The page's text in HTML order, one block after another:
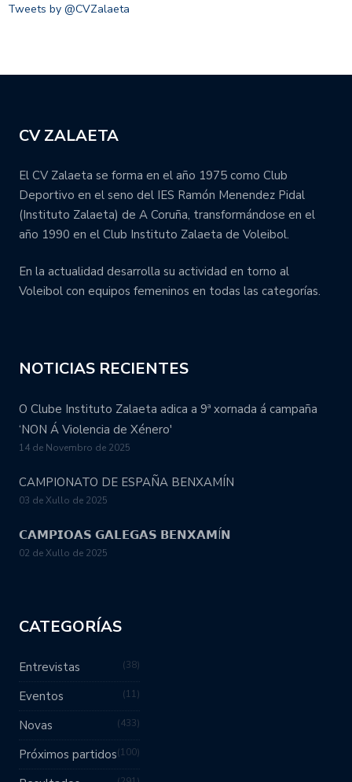
Tweets by @CVZalaeta
CV ZALAETA
El CV Zalaeta se forma en el año 1975 como Club
Deportivo en el seno del IES Ramón Menendez Pidal
(Instituto Zalaeta) de A Coruña, transformándose en el
año 1990 en el Club Instituto Zalaeta de Voleibol.
En la actualidad desarrolla su actividad en torno al
Voleibol con equipos femeninos en todas las categorías.
NOTICIAS RECIENTES
O Clube Instituto Zalaeta adica a 9ª xornada á campaña
‘NON Á Violencia de Xénero'
14 de Novembro de 2025
CAMPIONATO DE ESPAÑA BENXAMÍN
03 de Xullo de 2025
𝗖𝗔𝗠𝗣𝗜𝗢𝗔𝗦 𝗚𝗔𝗟𝗘𝗚𝗔𝗦 𝗕𝗘𝗡𝗫𝗔𝗠Í𝗡
02 de Xullo de 2025
CATEGORÍAS
Entrevistas 38
Eventos 11
Novas 433
Próximos partidos 100